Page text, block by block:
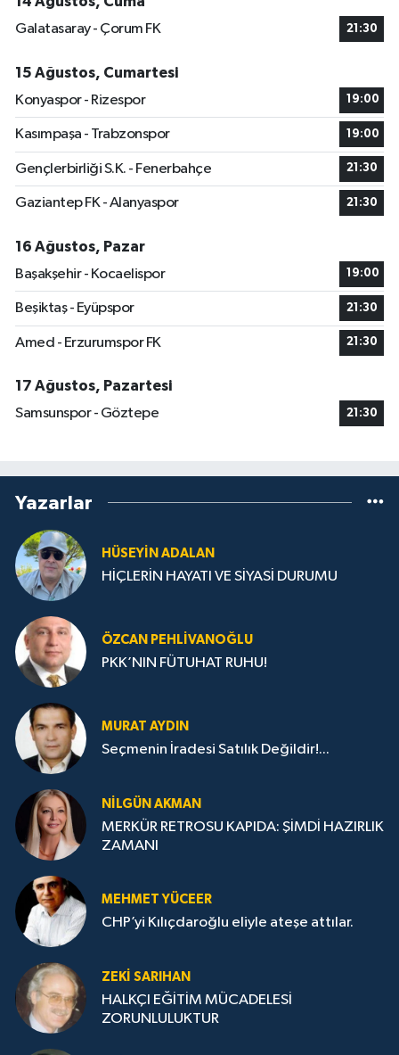
Galatasaray - Çorum FK
21:30
15 Ağustos, Cumartesi
Konyaspor - Rizespor
19:00
Kasımpaşa - Trabzonspor 19:00
Gençlerbirliği S.K. - Fenerbahçe 21:30
Gaziantep FK - Alanyaspor 21:30
16 Ağustos, Pazar
Başakşehir - Kocaelispor
19:00
Beşiktaş - Eyüpspor 21:30
Amed - Erzurumspor FK 21:30
17 Ağustos, Pazartesi
Samsunspor - Göztepe
21:30
Yazarlar
HÜSEYIN ADALAN
HİÇLERİN HAYATI VE SİYASİ DURUMU
ÖZCAN PEHLIVANOĞLU
PKK’NIN FÜTUHAT RUHU!
MURAT AYDIN
Seçmenin İradesi Satılık Değildir!...
NILGÜN AKMAN
MERKÜR RETROSU KAPIDA: ŞİMDİ HAZIRLIK
ZAMANI
MEHMET YÜCEER
CHP’yi Kılıçdaroğlu eliyle ateşe attılar.
ZEKI SARIHAN
HALKÇI EĞİTİM MÜCADELESİ
ZORUNLULUKTUR